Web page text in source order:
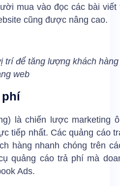
mua vào đọc các bài viết
cũng được nâng cao.
trí để tăng lượng khách
web
phí
là chiến lược marketing
tiếp nhất. Các quảng cáo
hàng nhanh chóng trên
quảng cáo trả phí mà
Ads.